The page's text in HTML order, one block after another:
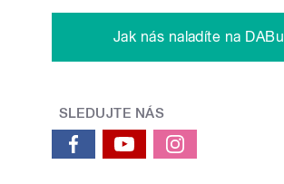
Jak nás naladíte na DABu
SLEDUJTE NÁS